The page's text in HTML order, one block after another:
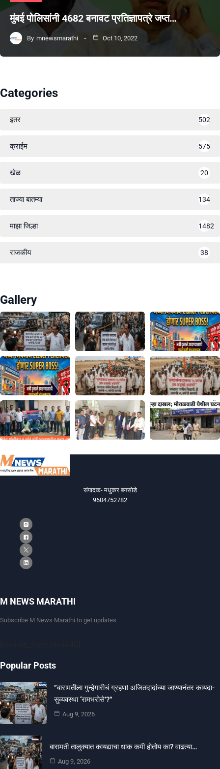
मुंबई पोलिसांनी 4682 बनावट प्रतिज्ञापत्रे जप्त…
By mnewsmarathi Oct 10, 2022
Categories
इतर 502
क्राईम 575
खेळ 20
ताज्या बातम्या 134
माझा जिल्हा 1482
राजकीय 38
Gallery
संपादक- मधुकर बनसोडे
9604752782
M NEWS MARATHI
Subscribe M News Marathi to get updates
Popular Posts
​”बारामतीला गुन्हेगारीचं ग्रहण! अजितदादांच्या जाण्यानंतर कायदा-
सुव्यवस्था ‘रामभरोसे’?”
Aug 9, 2026
बारामती तालुक्यात कायद्याचा धाक कमी होतोय का? वाढत्या…
Aug 9, 2026